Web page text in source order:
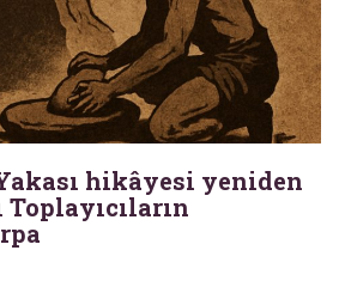
hikâyesi yeniden
Toplayıcıların